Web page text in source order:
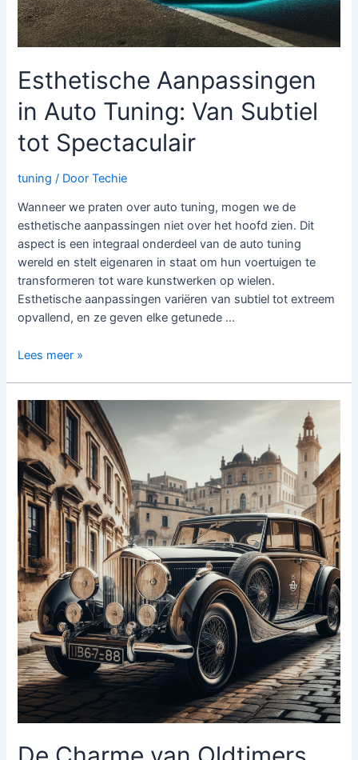
Esthetische Aanpassingen
in Auto Tuning: Van Subtiel
tot Spectaculair
tuning / DoorTechie
Wanneer we praten over auto tuning, mogen we de
esthetische aanpassingen niet over het hoofd zien. Dit
aspect is een integraal onderdeel van de auto tuning
wereld en stelt eigenaren in staat om hun voertuigen te
transformeren tot ware kunstwerken op wielen.
Esthetische aanpassingen variëren van subtiel tot extreem
opvallend, en ze geven elke getunede …
Esthetische
Auto
Tuning:
Van
Subtiel
tot
Spectaculair
Lees meer »